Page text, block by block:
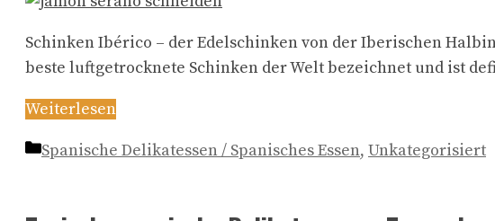
Schinken Ibérico – der Edelschinken von der Iberischen
beste luftgetrocknete Schinken der Welt bezeichnet und ist
Weiterlesen
Kategorien
Spanische Delikatessen / Spanisches Essen, Unkategorisiert